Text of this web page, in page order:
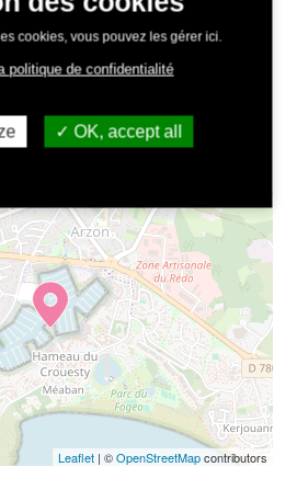
Port du Crouesty -
Évènements
Leaflet| ©OpenStreetMapcontributors
cookies, vous pouvez les gérer ici.
politique de confidentialité
OK, accept all